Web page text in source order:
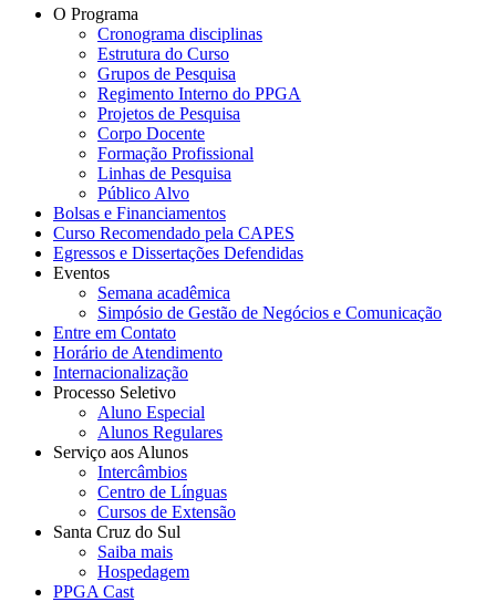
O Programa
Cronograma disciplinas
Estrutura do Curso
Grupos de Pesquisa
Regimento Interno do PPGA
Projetos de Pesquisa
Corpo Docente
Formação Profissional
Linhas de Pesquisa
Público Alvo
Bolsas e Financiamentos
Curso Recomendado pela CAPES
Egressos e Dissertações Defendidas
Eventos
Semana acadêmica
Simpósio de Gestão de Negócios e Comunicação
Entre em Contato
Horário de Atendimento
Internacionalização
Processo Seletivo
Aluno Especial
Alunos Regulares
Serviço aos Alunos
Intercâmbios
Centro de Línguas
Cursos de Extensão
Santa Cruz do Sul
Saiba mais
Hospedagem
PPGA Cast